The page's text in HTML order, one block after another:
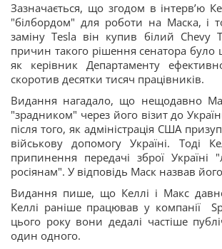
Зазначається, що згодом в інтерв’ю
"білбордом" для роботи на Маска, і
заміну Tesla він купив білий Chevy
причин такого рішення сенатора
як керівник Департаменту
скоротив десятки тисяч працівників.
Видання нагадало, що нещодавно
"зрадником" через його візит до
після того, як адміністрація США
військову допомогу Україні. Тоді
припинення передачі зброї
росіянам". У відповідь Маск назвав
Видання пише, що Келлі і Макс
Келлі раніше працював у компанії
цього року вони дедалі частіше
один одного.